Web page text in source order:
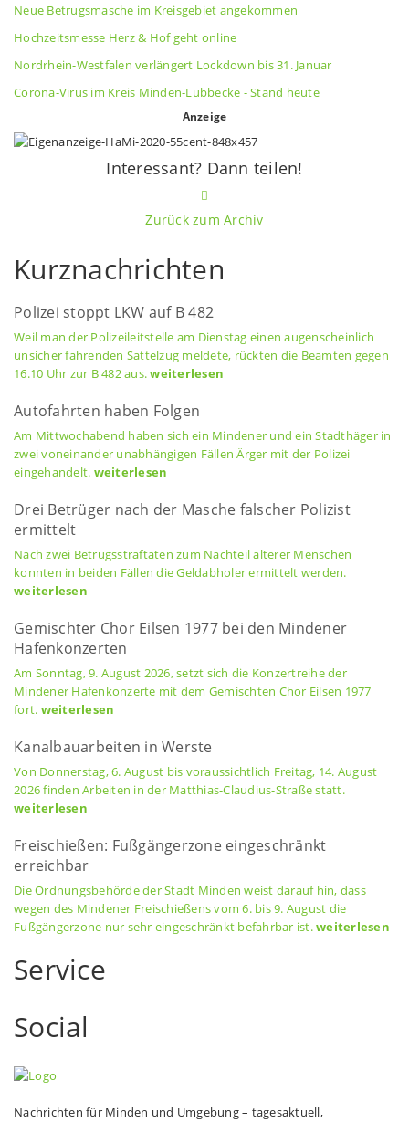
Neue Betrugsmasche im Kreisgebiet angekommen
Hochzeitsmesse Herz & Hof geht online
Nordrhein-Westfalen verlängert Lockdown bis 31. Januar
Corona-Virus im Kreis Minden-Lübbecke - Stand heute
Anzeige
Interessant? Dann teilen!
Zurück zum Archiv
Kurznachrichten
Polizei stoppt LKW auf B 482
Weil man der Polizeileitstelle am Dienstag einen augenscheinlich
unsicher fahrenden Sattelzug meldete, rückten die Beamten gegen
16.10 Uhr zur B 482 aus.weiterlesen
Autofahrten haben Folgen
Am Mittwochabend haben sich ein Mindener und ein Stadthäger in
zwei voneinander unabhängigen Fällen Ärger mit der Polizei
eingehandelt. weiterlesen
Drei Betrüger nach der Masche falscher Polizist
ermittelt
Nach zwei Betrugsstraftaten zum Nachteil älterer Menschen
konnten in beiden Fällen die Geldabholer ermittelt werden.
weiterlesen
Gemischter Chor Eilsen 1977 bei den Mindener
Hafenkonzerten
Am Sonntag, 9. August 2026, setzt sich die Konzertreihe der
Mindener Hafenkonzerte mit dem Gemischten Chor Eilsen 1977
fort. weiterlesen
Kanalbauarbeiten in Werste
Von Donnerstag, 6. August bis voraussichtlich Freitag, 14. August
2026 finden Arbeiten in der Matthias-Claudius-Straße statt.
weiterlesen
Freischießen: Fußgängerzone eingeschränkt
erreichbar
Die Ordnungsbehörde der Stadt Minden weist darauf hin, dass
wegen des Mindener Freischießens vom 6. bis 9. August die
Fußgängerzone nur sehr eingeschränkt befahrbar ist.weiterlesen
Service
Social
Nachrichten für Minden und Umgebung – tagesaktuell,